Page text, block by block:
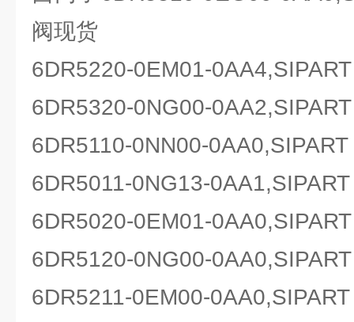
阀现货
6DR5220-0EM01-
6DR5320-0NG00-
6DR5110-0NN00-
6DR5011-0NG13-
6DR5020-0EM01-
6DR5120-0NG00-
6DR5211-0EM00-